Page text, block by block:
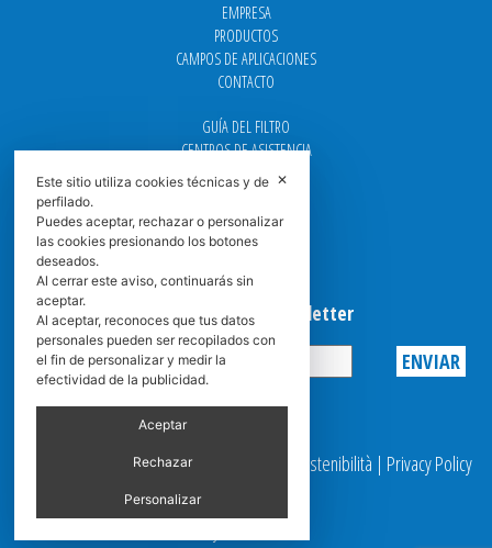
EMPRESA
PRODUCTOS
CAMPOS DE APLICACIONES
CONTACTO
GUÍA DEL FILTRO
CENTROS DE ASISTENCIA
DOWNLOAD
NEWS
FAQ
CARRERA
Suscribirse a la Newsletter
Privacy
© 2025 Spasciani |Codice Etico Report Sostenibilità | Privacy Policy
✕
Este sitio utiliza cookies técnicas y de
perfilado.
Puedes aceptar, rechazar o personalizar
las cookies presionando los botones
deseados.
Al cerrar este aviso, continuarás sin
aceptar.
Al aceptar, reconoces que tus datos
personales pueden ser recopilados con
el fin de personalizar y medir la
efectividad de la publicidad.
Aceptar
Rechazar
Personalizar